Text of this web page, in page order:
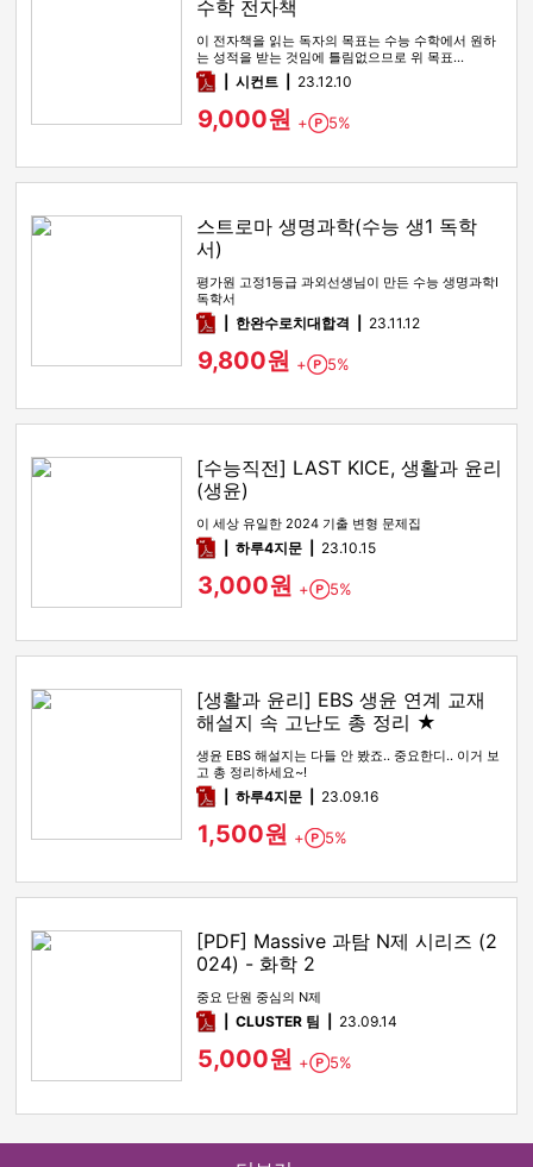
수학 전자책
이 전자책을 읽는 독자의 목표는 수능 수학에서 원하
는 성적을 받는 것임에 틀림없으므로 위 목표…
pdf시컨트 23.12.10
9,000원 + Point
5%
스트로마 생명과학(수능 생1 독학
서)
평가원 고정1등급 과외선생님이 만든 수능 생명과학I
독학서
pdf한완수로치대합격 23.11.12
9,800원 + Point
5%
[수능직전] LAST KICE, 생활과 윤리
(생윤)
이 세상 유일한 2024 기출 변형 문제집
pdf하루4지문 23.10.15
3,000원 + Point
5%
[생활과 윤리] EBS 생윤 연계 교재
해설지 속 고난도 총 정리 ★
생윤 EBS 해설지는 다들 안 봤죠.. 중요한디.. 이거 보
고 총 정리하세요~!
pdf하루4지문 23.09.16
1,500원 + Point
5%
[PDF] Massive 과탐 N제 시리즈 (2
024) - 화학 2
중요 단원 중심의 N제
pdfCLUSTER 팀 23.09.14
5,000원 + Point
5%